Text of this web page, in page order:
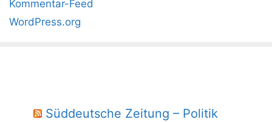
Kommentar-Feed
WordPress.org
Süddeutsche Zeitung – Politik